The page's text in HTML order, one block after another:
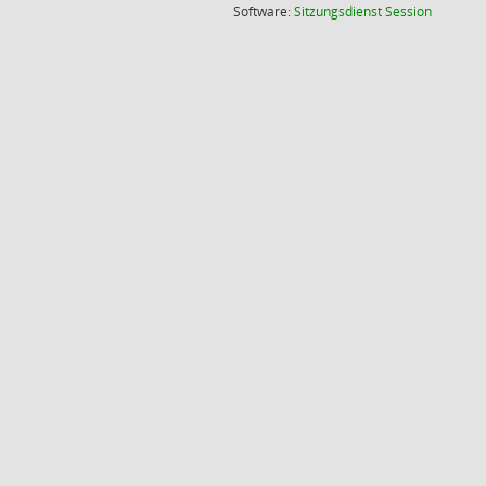
Software:SitzungsdienstSession(Wird in